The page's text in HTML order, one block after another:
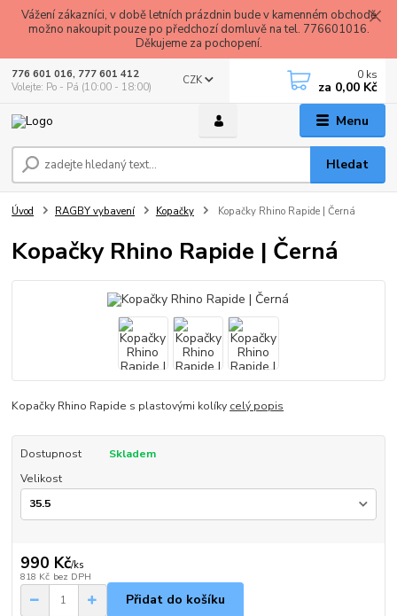
Vážení zákazníci, v době letních prázdnin bude v kamenném obchodě
možno nakoupit pouze po předchozí domluvě na tel. 776601016.
Děkujeme za pochopení.
Menu
CZK
Hledat
776 601 016, 777 601 412
Volejte: Po - Pá (10:00 - 18:00)
0 ks
za 0,00 Kč
Úvod RAGBY vybavení Kopačky Kopačky Rhino Rapide | Černá
Kopačky Rhino Rapide | Černá
Kopačky Rhino Rapide s plastovými kolíky celý popis
Dostupnost
Skladem
Velikost
990 Kč/ks
818 Kč bez DPH
Přidat do košíku